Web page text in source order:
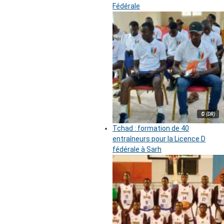
Fédérale
© (DR)
Tchad : formation de 40
entraîneurs pour la Licence D
fédérale à Sarh